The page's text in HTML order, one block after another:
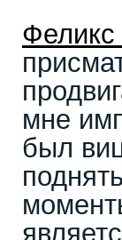
Феликс
мне
был